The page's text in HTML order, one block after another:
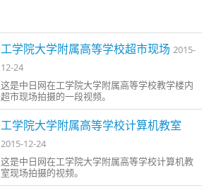
工学院大学附属高等学校超市现场 2015-
12-24
这是中日网在工学院大学附属高等学校教学楼内
超市现场拍摄的一段视频。
工学院大学附属高等学校计算机教室
2015-12-24
这是中日网在工学院大学附属高等学校计算机教
室现场拍摄的视频。